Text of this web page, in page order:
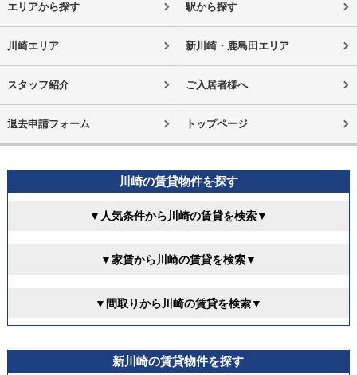
エリアから探す 駅から探す
川崎エリア 新川崎・鹿島田エリア
スタッフ紹介 ご入居者様へ
退去申請フォーム トップページ
川崎の賃貸物件を探す
▼人気条件から川崎の賃貸を検索▼
▼家賃から川崎の賃貸を検索▼
▼間取りから川崎の賃貸を検索▼
新川崎の賃貸物件を探す